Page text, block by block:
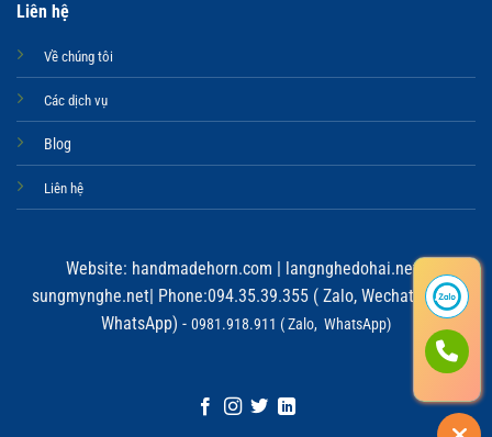
Liên hệ
Về chúng tôi
Các dịch vụ
Blog
Liên hệ
Website: handmadehorn.com | langnghedohai.net
sungmynghe.net| Phone:094.35.39.355 ( Zalo, Wechat, Viber,
WhatsApp) - 0981.918.911 ( Zalo, WhatsApp)